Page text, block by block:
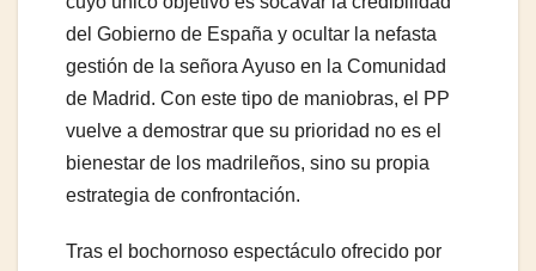
del Gobierno de España y ocultar la nefasta
gestión de la señora Ayuso en la Comunidad
de Madrid. Con este tipo de maniobras, el PP
vuelve a demostrar que su prioridad no es el
bienestar de los madrileños, sino su propia
estrategia de confrontación.
Tras el bochornoso espectáculo ofrecido por